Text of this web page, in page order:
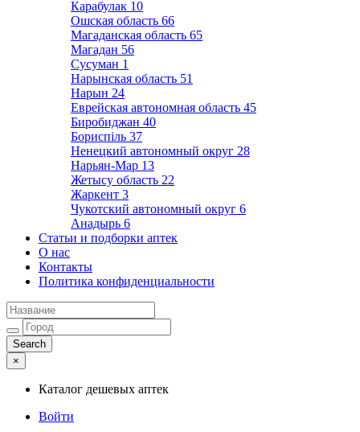
Карабулак 10
Ошская область 66
Магаданская область 65
Магадан 56
Сусуман 1
Нарынская область 51
Нарын 24
Еврейская автономная область 45
Биробиджан 40
Бориспіль 37
Ненецкий автономный округ 28
Нарьян-Мар 13
Жетысу область 22
Жаркент 3
Чукотский автономный округ 6
Анадырь 6
Статьи и подборки аптек
О нас
Контакты
Политика конфиденциальности
×
Каталог дешевых аптек
Войти